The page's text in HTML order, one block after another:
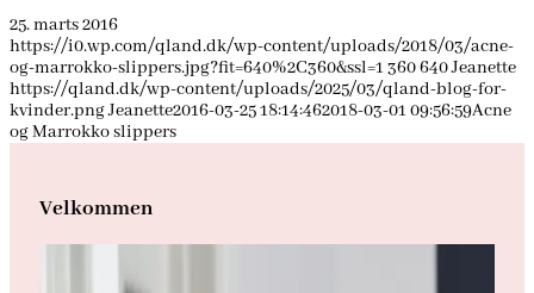
25. marts 2016
https://i0.wp.com/qland.dk/wp-content/uploads/2018/03/acne-
og-marrokko-slippers.jpg?fit=640%2C360&ssl=1 360640Jeanette
https://qland.dk/wp-content/uploads/2025/03/qland-blog-for-
kvinder.pngJeanette2016-03-25 18:14:462018-03-01 09:56:59Acne
og Marrokko slippers
Velkommen